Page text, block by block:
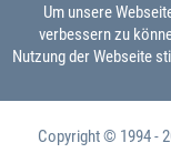
Um unsere
verbessern zu
Nutzung der Webseite
Copyright © 1994 -